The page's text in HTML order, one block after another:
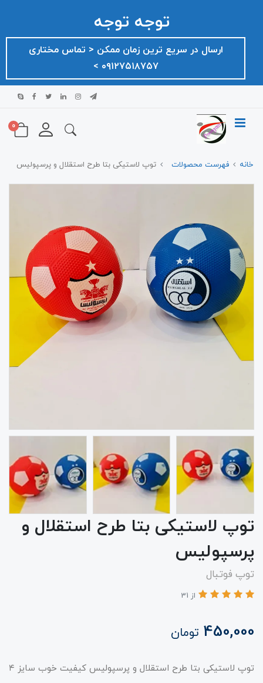
توجه توجه
ارسال در سریع ترین زمان ممکن ‌< تماس مختاری
۰۹۱۲۷۵۱۸۷۵۷ >
0
خانه فهرست محصولات توپ لاستیکی بتا طرح استقلال و پرسپولیس
توپ لاستیکی بتا طرح استقلال و
پرسپولیس
توپ فوتبال
از 31
450,000 تومان
توپ لاستیکی بتا طرح استقلال و پرسپولیس کیفیت خوب سایز ۴